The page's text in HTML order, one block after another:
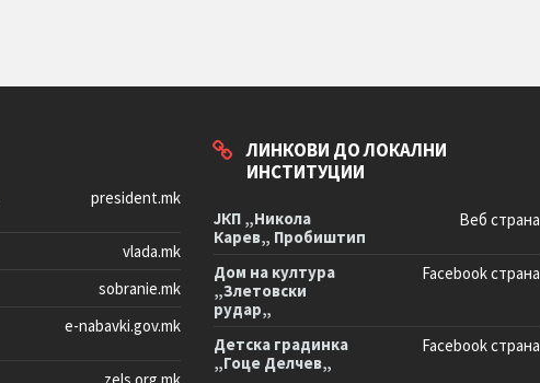
president.mk
vlada.mk
sobranie.mk
e-nabavki.gov.mk
ЛИНКОВИ ДО ЛОКАЛНИ
ИНСТИТУЦИИ
ЈКП „Никола
Карев„ Пробиштип
Веб страна
Дом на култура
„Злетовски
рудар„
Facebook страна
Детска градинка
„Гоце Делчев„
Facebook страна